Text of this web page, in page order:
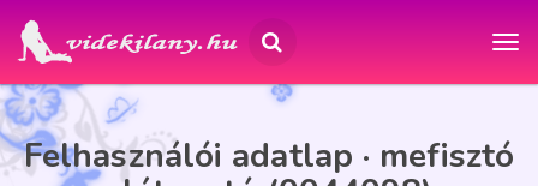
Felhasználói adatlap · mefisztó